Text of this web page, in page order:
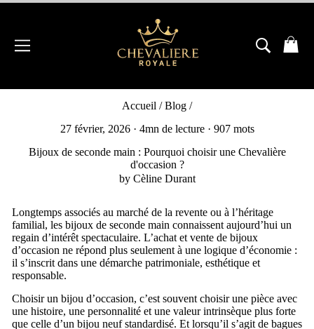
Passer
Accueil / Blog /
27 février, 2026· 4mn de lecture · 907 mots
Bijoux de seconde main : Pourquoi choisir une Chevalière
d'occasion ?
by Cèline Durant
Longtemps associés au marché de la revente ou à l’héritage
familial, les bijoux de seconde main connaissent aujourd’hui un
regain d’intérêt spectaculaire. L’achat et vente de bijoux
d’occasion ne répond plus seulement à une logique d’économie :
il s’inscrit dans une démarche patrimoniale, esthétique et
responsable.
Choisir un bijou d’occasion, c’est souvent choisir une pièce avec
une histoire, une personnalité et une valeur intrinsèque plus forte
que celle d’un bijou neuf standardisé. Et lorsqu’il s’agit de bagues